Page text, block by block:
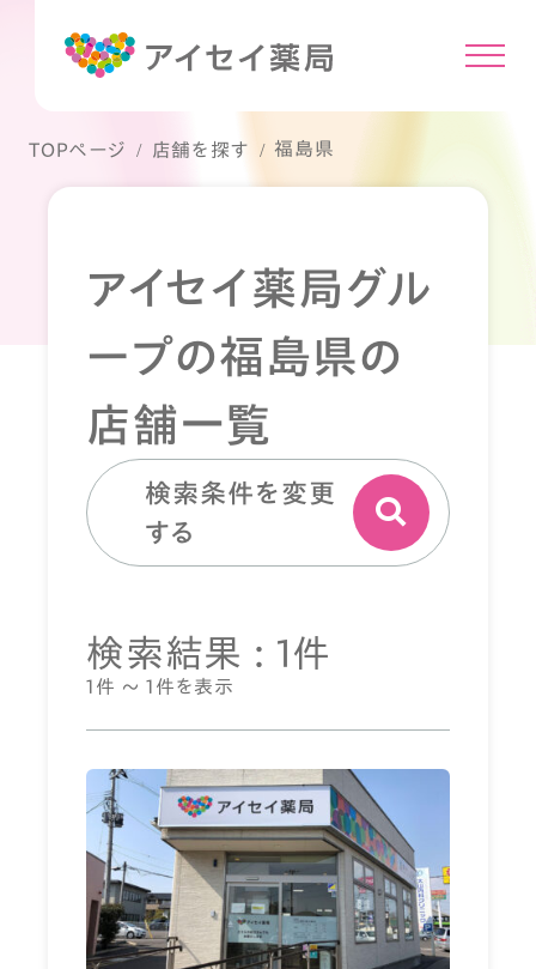
TOPページ 店舗を探す 福島県
アイセイ薬局グル
ープの福島県の
店舗一覧
検索条件を変更
する
検索結果 : 1件
1件 ～ 1件を表示